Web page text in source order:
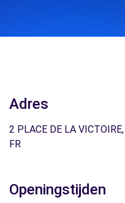
Adres
2 PLACE DE LA
FR
Openingstijden